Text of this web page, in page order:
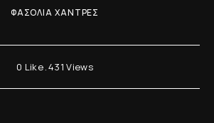
ΦΑΣΌΛΙΑ ΧΆΝΤΡΕΣ
0 Like 431 Views